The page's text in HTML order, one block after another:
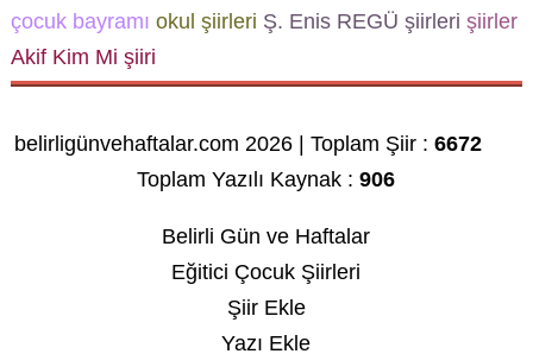
çocuk bayramı okul şiirleri Ş. Enis REGÜ şiirleri şiirler
Akif Kim Mi şiiri
belirligünvehaftalar.com 2026 | Toplam Şiir :6672
Toplam Yazılı Kaynak :906
Belirli Gün ve Haftalar
Eğitici Çocuk Şiirleri
Şiir Ekle
Yazı Ekle